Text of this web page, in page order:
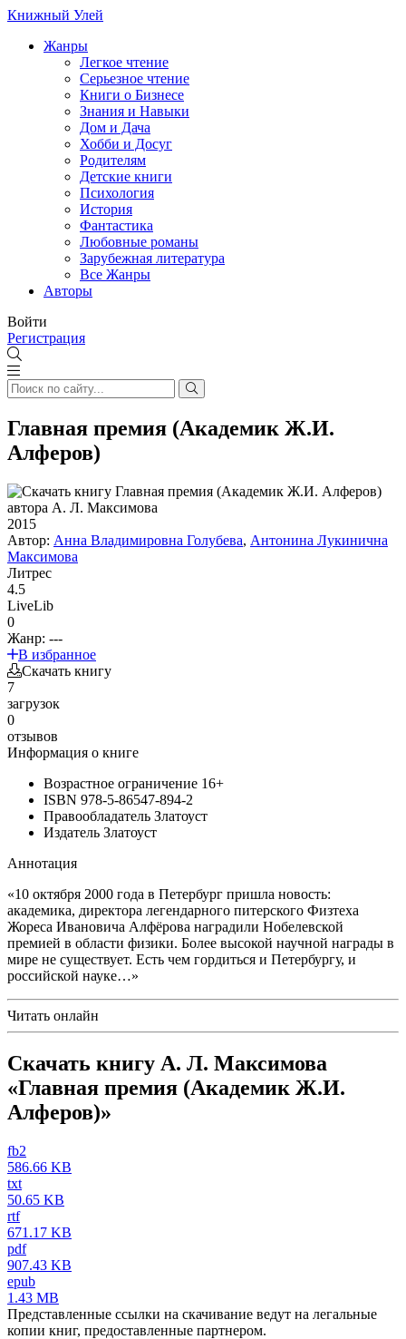
Книжный Улей
Жанры
Легкое чтение
Серьезное чтение
Книги о Бизнесе
Знания и Навыки
Дом и Дача
Хобби и Досуг
Родителям
Детские книги
Психология
История
Фантастика
Любовные романы
Зарубежная литература
Все Жанры
Авторы
Войти
Регистрация
Главная премия (Академик Ж.И.
Алферов)
2015
Автор: Анна Владимировна Голубева, Антонина Лукинична
Максимова
Литрес
4.5
LiveLib
0
Жанр: ---
В избранное
Скачать книгу
7
загрузок
0
отзывов
Информация о книге
Возрастное ограничение 16+
ISBN 978-5-86547-894-2
Правообладатель Златоуст
Издатель Златоуст
Аннотация
«10 октября 2000 года в Петербург пришла новость:
академика, директора легендарного питерского Физтеха
Жореса Ивановича Алфёрова наградили Нобелевской
премией в области физики. Более высокой научной награды в
мире не существует. Есть чем гордиться и Петербургу, и
российской науке…»
Читать онлайн
Скачать книгу А. Л. Максимова
«Главная премия (Академик Ж.И.
Алферов)»
fb2
586.66 KB
txt
50.65 KB
rtf
671.17 KB
pdf
907.43 KB
epub
1.43 MB
Представленные ссылки на скачивание ведут на легальные
копии книг, предоставленные партнером.